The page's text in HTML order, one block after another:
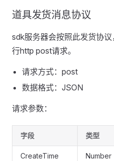
道具发货消息协议
sdk服务器会按照此发货协
行http post请求。
请求方式：post
数据格式：JSON
请求参数：
字段 类型
CreateTime Number